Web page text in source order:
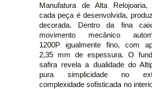
Manufatura de Alta Relojoaria,
cada peça é desenvolvida,
decorada. Dentro da fina
movimento mecânico
1200P igualmente fino, com
2,35 mm de espessura. O
safira revela a dualidade do
pura simplicidade no
complexidade sofisticada no